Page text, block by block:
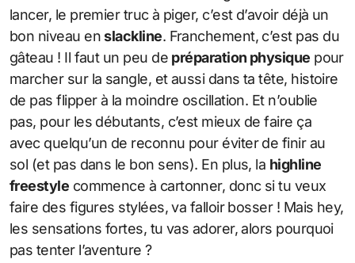
lancer, le premier truc à piger, c’est d’avoir déjà un
bon niveau enslackline. Franchement, c’est pas du
gâteau ! Il faut un peu de préparation physique pour
marcher sur la sangle, et aussi dans ta tête, histoire
de pas flipper à la moindre oscillation. Et n’oublie
pas, pour les débutants, c’est mieux de faire ça
avec quelqu’un de reconnu pour éviter de finir au
sol (et pas dans le bon sens). En plus, la highline
freestyle commence à cartonner, donc si tu veux
faire des figures stylées, va falloir bosser ! Mais hey,
les sensations fortes, tu vas adorer, alors pourquoi
pas tenter l’aventure ?